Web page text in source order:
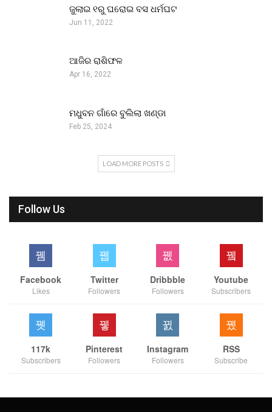
ଜୁଲାଇ ୧ରୁ ଘରୋଇ ବସ ଧର୍ମଘଟ
Jun 11, 2022
ଆଜିର ରାଶିଫଳ
Apr 16, 2022
ମଧୁବନ ଗାଁରେ ବୁଲିଲା ଖଣ୍ଡା
Feb 25, 2024
LOAD MORE POSTS
Follow Us
Facebook
Likes
Twitter
Followers
Dribbble
Followers
Youtube
Subscribers
117k
Subscribers
Pinterest
Followers
Instagram
Followers
RSS
Subscribe